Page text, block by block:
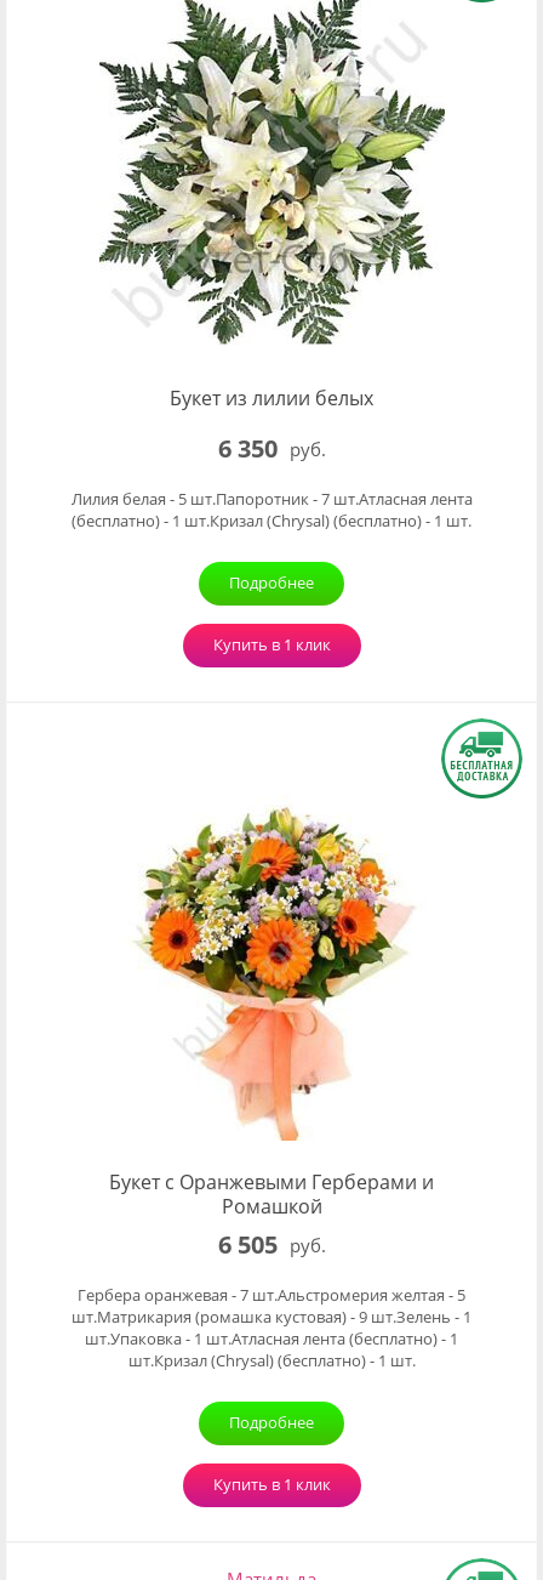
Букет из лилии белых
6 350 руб.
Лилия белая - 5 шт.Папоротник - 7 шт.Атласная лента
(бесплатно) - 1 шт.Кризал (Chrysal) (бесплатно) - 1 шт.
Подробнее
Купить в 1 клик
Букет с Оранжевыми Герберами и
Ромашкой
6 505 руб.
Гербера оранжевая - 7 шт.Альстромерия желтая - 5
шт.Матрикария (ромашка кустовая) - 9 шт.Зелень - 1
шт.Упаковка - 1 шт.Атласная лента (бесплатно) - 1
шт.Кризал (Chrysal) (бесплатно) - 1 шт.
Подробнее
Купить в 1 клик